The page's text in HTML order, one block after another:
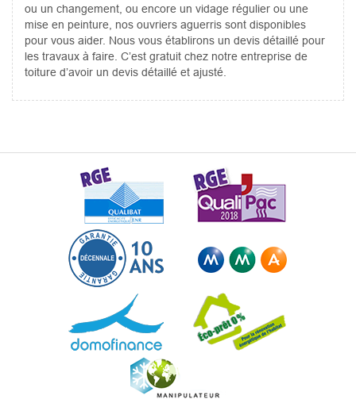
ou un changement, ou encore un vidage régulier ou une
mise en peinture, nos ouvriers aguerris sont disponibles
pour vous aider. Nous vous établirons un devis détaillé pour
les travaux à faire. C’est gratuit chez notre entreprise de
toiture d’avoir un devis détaillé et ajusté.